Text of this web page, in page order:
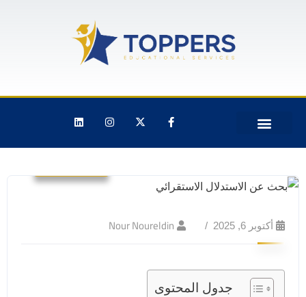
أكتوبر 6, 2025 Nour Noureldin
جدول المحتوى